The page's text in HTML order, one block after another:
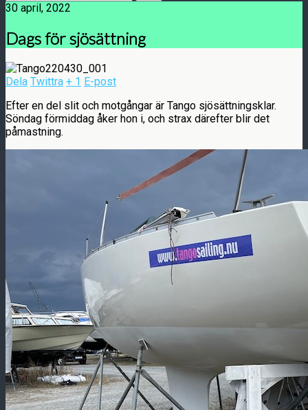
30 april, 2022
Dags för sjösättning
Dela Twittra + 1 E-post
Efter en del slit och motgångar är Tango sjösättningsklar.
Söndag förmiddag åker hon i, och strax därefter blir det
påmastning.